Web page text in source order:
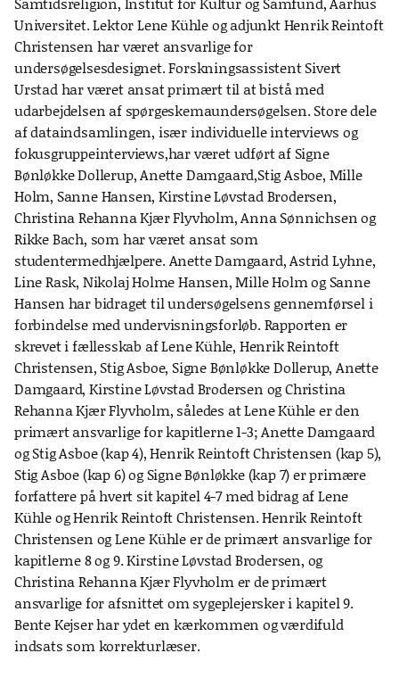
Universitet. Lektor Lene Kühle og adjunkt Henrik Reintoft
Christensen har været ansvarlige for
undersøgelsesdesignet. Forskningsassistent Sivert
Urstad har været ansat primært til at bistå med
udarbejdelsen af spørgeskemaundersøgelsen. Store dele
af dataindsamlingen, især individuelle interviews og
fokusgruppeinterviews,har været udført af Signe
Bønløkke Dollerup, Anette Damgaard,Stig Asboe, Mille
Holm, Sanne Hansen, Kirstine Løvstad Brodersen,
Christina Rehanna Kjær Flyvholm, Anna Sønnichsen og
Rikke Bach, som har været ansat som
studentermedhjælpere. Anette Damgaard, Astrid Lyhne,
Line Rask, Nikolaj Holme Hansen, Mille Holm og Sanne
Hansen har bidraget til undersøgelsens gennemførsel i
forbindelse med undervisningsforløb. Rapporten er
skrevet i fællesskab af Lene Kühle, Henrik Reintoft
Christensen, Stig Asboe, Signe Bønløkke Dollerup, Anette
Damgaard, Kirstine Løvstad Brodersen og Christina
Rehanna Kjær Flyvholm, således at Lene Kühle er den
primært ansvarlige for kapitlerne 1-3; Anette Damgaard
og Stig Asboe (kap 4), Henrik Reintoft Christensen (kap 5),
Stig Asboe (kap 6) og Signe Bønløkke (kap 7) er primære
forfattere på hvert sit kapitel 4-7 med bidrag af Lene
Kühle og Henrik Reintoft Christensen. Henrik Reintoft
Christensen og Lene Kühle er de primært ansvarlige for
kapitlerne 8 og 9. Kirstine Løvstad Brodersen, og
Christina Rehanna Kjær Flyvholm er de primært
ansvarlige for afsnittet om sygeplejersker i kapitel 9.
Bente Kejser har ydet en kærkommen og værdifuld
indsats som korrekturlæser.